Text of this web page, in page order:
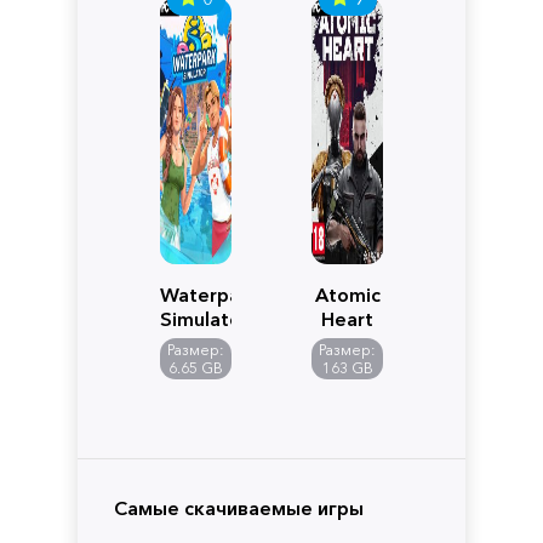
Waterpark
Simulator
Размер:
6.65 GB
Atomic
Heart
Размер:
163 GB
Самые скачиваемые игры